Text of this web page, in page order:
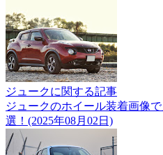
ジュークに関する記事
ジュークのホイール装着画像
選！(2025年08月02日)